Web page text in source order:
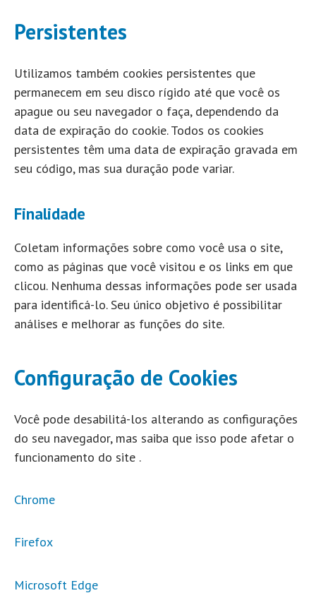
Persistentes
Utilizamos também cookies persistentes que
permanecem em seu disco rígido até que você os
apague ou seu navegador o faça, dependendo da
data de expiração do cookie. Todos os cookies
persistentes têm uma data de expiração gravada em
seu código, mas sua duração pode variar.
Finalidade
Coletam informações sobre como você usa o site,
como as páginas que você visitou e os links em que
clicou. Nenhuma dessas informações pode ser usada
para identificá-lo. Seu único objetivo é possibilitar
análises e melhorar as funções do site.
Configuração de Cookies
Você pode desabilitá-los alterando as configurações
do seu navegador, mas saiba que isso pode afetar o
funcionamento do site .
Chrome
Firefox
Microsoft Edge